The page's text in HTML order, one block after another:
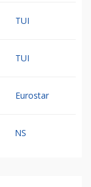
TUI
TUI
Eurostar
NS